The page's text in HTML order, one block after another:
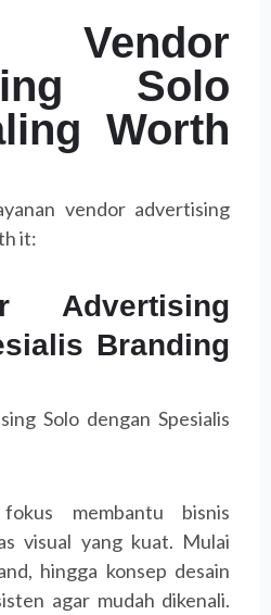
Vendor
Solo
Worth
vendor advertising
it:
Advertising
Branding
membantu bisnis
visual yang kuat. Mulai
hingga konsep desain
agar mudah dikenali.